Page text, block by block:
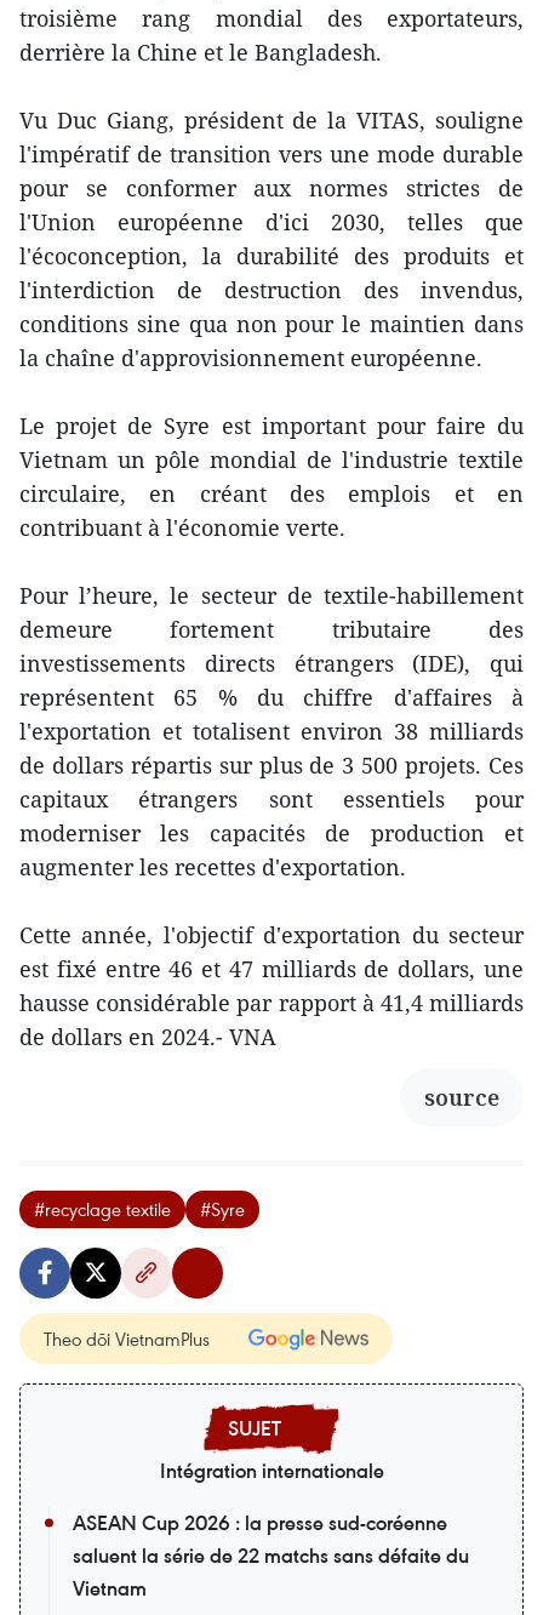
troisième rang mondial des exportateurs,
derrière la Chine et le Bangladesh.
Vu Duc Giang, président de la VITAS, souligne
l'impératif de transition vers une mode durable
pour se conformer aux normes strictes de
l'Union européenne d'ici 2030, telles que
l'écoconception, la durabilité des produits et
l'interdiction de destruction des invendus,
conditions sine qua non pour le maintien dans
la chaîne d'approvisionnement européenne.
Le projet de Syre est important pour faire du
Vietnam un pôle mondial de l'industrie textile
circulaire, en créant des emplois et en
contribuant à l'économie verte.
Pour l’heure, le secteur de textile-habillement
demeure fortement tributaire des
investissements directs étrangers (IDE), qui
représentent 65 % du chiffre d'affaires à
l'exportation et totalisent environ 38 milliards
de dollars répartis sur plus de 3 500 projets. Ces
capitaux étrangers sont essentiels pour
moderniser les capacités de production et
augmenter les recettes d'exportation.
Cette année, l'objectif d'exportation du secteur
est fixé entre 46 et 47 milliards de dollars, une
hausse considérable par rapport à 41,4 milliards
de dollars en 2024.- VNA
source
#recyclage textile #Syre
Theo dõi VietnamPlus
Intégration internationale
ASEAN Cup 2026 : la presse sud-coréenne
saluent la série de 22 matchs sans défaite du
Vietnam